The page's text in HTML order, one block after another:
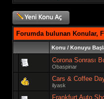
Forumda bulunan Konular,
Konu / Konuyu
Corona Sonrası
Obaspinar
Cars & Coffee
ilyask
Frankfurt Auto